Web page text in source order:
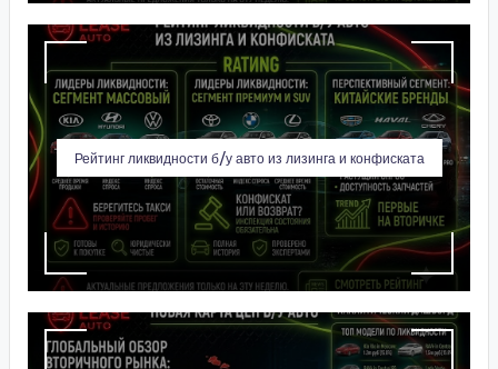
Рейтинг ликвидности б/у авто из лизинга и конфиската